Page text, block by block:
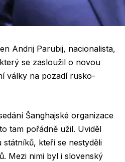
Andrij Parubij, nacionalista,
se zasloužil o novou
války na pozadí rusko-
Šanghajské organizace
tam pořádně užil. Uviděl
kteří se nestyděli
Mezi nimi byl i slovenský